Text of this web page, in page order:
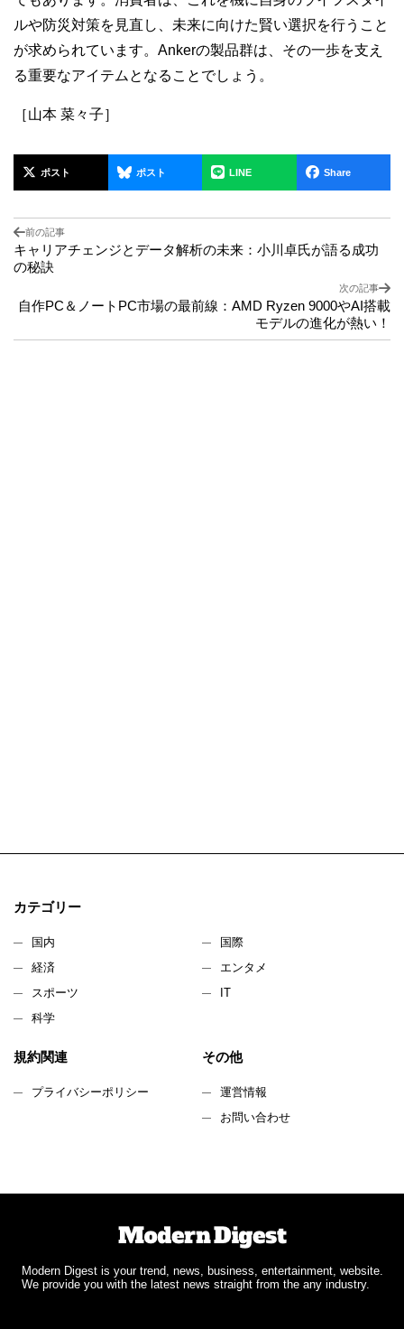
ルや防災対策を見直し、未来に向けた賢い選択を行うこと
が求められています。Ankerの製品群は、その一歩を支え
る重要なアイテムとなることでしょう。
［山本 菜々子］
ポスト ポスト LINE Share
前の記事
キャリアチェンジとデータ解析の未来：小川卓氏が語る成功
の秘訣
次の記事
自作PC＆ノートPC市場の最前線：AMD Ryzen 9000やAI搭載
モデルの進化が熱い！
カテゴリー
国内
国際
経済
エンタメ
スポーツ
IT
科学
規約関連
プライバシーポリシー
その他
運営情報
お問い合わせ
Modern Digest is your trend, news, business, entertainment, website.
We provide you with the latest news straight from the any industry.